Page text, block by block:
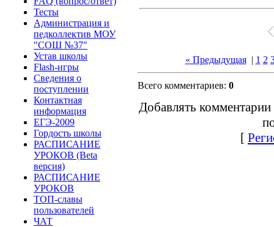
Тесты
Администрация и
педколлектив МОУ
"СОШ №37"
Устав школы
Flash-игры
Сведения о
поступлении
Контактная
информация
ЕГЭ-2009
Гордость школы
РАСПИСАНИЕ
УРОКОВ (Beta
версия)
РАСПИСАНИЕ
УРОКОВ
ТОП-славы
пользователей
ЧАТ
« Предыдущая| 1 2
Всего комментариев: 0
Добавлять комментарии
[